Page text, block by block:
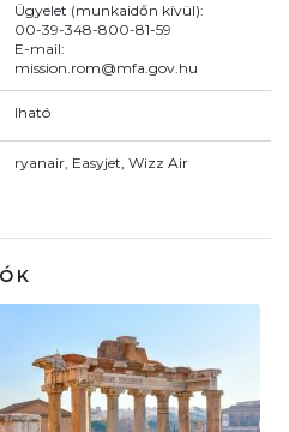
Ügyelet (munkaidőn kívül):
00-39-348-800-81-59
E-mail:
mission.rom@mfa.gov.hu
Iható
ryanair, Easyjet, Wizz Air